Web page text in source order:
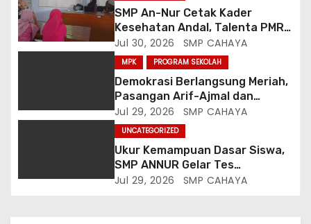
SMP An-Nur Cetak Kader
Kesehatan Andal, Talenta PMR
Putri Serap Ilmu Penyakit dan
Sanitasi dari Mahasiswa
Poltekkes Malang
Jul 30, 2026 SMP CAHAYA
MPK PROGRAM SEKOLAH
Demokrasi Berlangsung Meriah,
Pasangan Arif-Ajmal dan
Qeenantyya-Siska Resmi
Terpilih Pimpin OSIS SMP An-Nur
Jul 29, 2026 SMP CAHAYA
UNCATEGORIZED
Ukur Kemampuan Dasar Siswa,
SMP ANNUR Gelar Tes
Matrikulasi Matematika
Jul 29, 2026 SMP CAHAYA